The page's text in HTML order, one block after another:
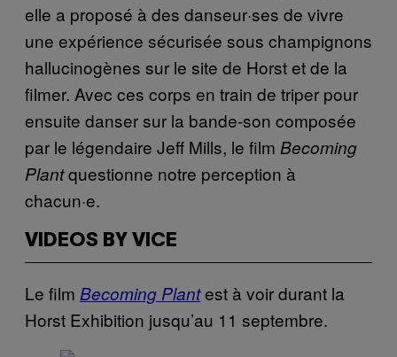
elle a proposé à des danseur·ses de vivre
une expérience sécurisée sous champignons
hallucinogènes sur le site de Horst et de la
filmer. Avec ces corps en train de triper pour
ensuite danser sur la bande-son composée
par le légendaire Jeff Mills, le film Becoming
Plantquestionne notre perception à
chacun·e.
VIDEOS BY VICE
Le film Becoming Plantest à voir durant la
Horst Exhibition jusqu’au 11 septembre.